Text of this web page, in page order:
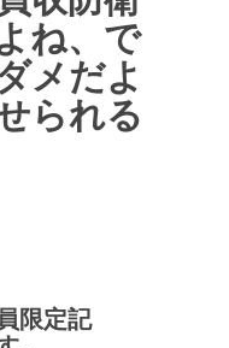
ね、で
メだよ
られる
限定記